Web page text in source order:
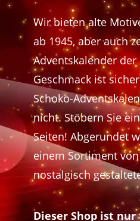
Wir bieten alte
ab 1945, aber auch
Adventskalender
Geschmack ist
Schoko-
nicht. Stöbern Sie
Seiten! Abgerundet
einem Sortiment
nostalgisch
Dieser Shop ist